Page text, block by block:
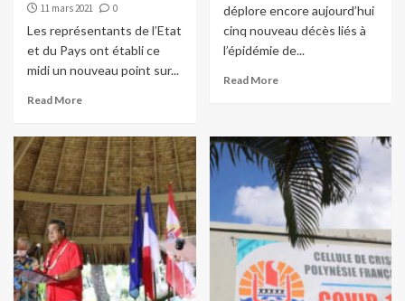
11 mars 2021 0
Les représentants de l’Etat
et du Pays ont établi ce
midi un nouveau point sur...
Read More
déplore encore aujourd’hui
cinq nouveau décès liés à
l’épidémie de...
Read More